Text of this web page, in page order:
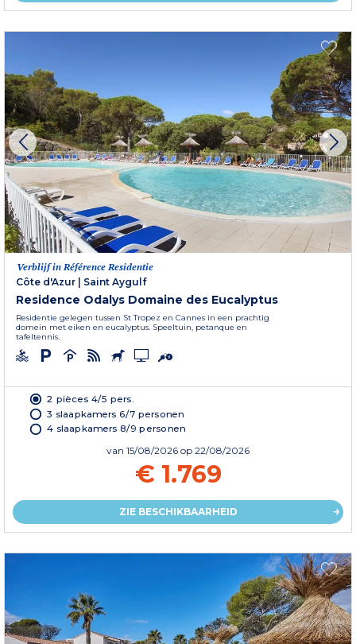
Verblijf in Référence Residentie
Côte d'Azur
Saint Aygulf
Residence Odalys Domaine des Eucalyptus
Residentie gelegen tussen St Tropez en Cannes in een prachtig
domein met eiken en eucalyptus. Speeltuin, petanque en
tafeltennis.
2 pièces 4/5 pers.
3 slaapkamers 6/7 personen
4 slaapkamers 8/9 personen
van 15/08/2026 op 22/08/2026
€ 1.769
ZIE BESCHIKBAARHEID